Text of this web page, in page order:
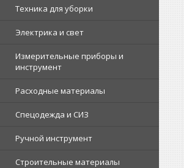
Техника для уборки
Электрика и свет
Измерительные приборы и
инструмент
Расходные материалы
Спецодежда и СИЗ
Ручной инструмент
Строительные материалы